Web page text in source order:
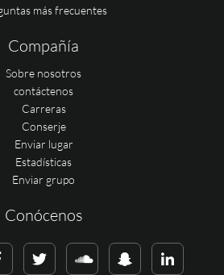
más frecuentes
Compañía
Sobre nosotros
contáctenos
Carreras
Conserje
Enviar lugar
Estadísticas
Enviar grupo
Conócenos